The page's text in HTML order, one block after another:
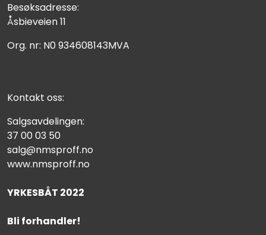
Besøksadresse:
Åsbieveien 11
Org. nr: N0 934608143MVA
Kontakt oss:
Salgsavdelingen:
37 00 03 50
salg@nmsproff.no
www.nmsproff.no
YRKESBÅT 2022
Bli forhandler!